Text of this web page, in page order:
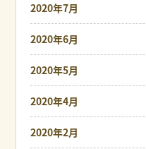
2020年7月
2020年6月
2020年5月
2020年4月
2020年2月